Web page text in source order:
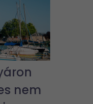
nem